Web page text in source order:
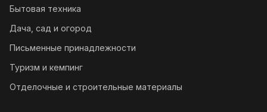
Бытовая техника
Дача, сад и огород
Письменные принадлежности
Туризм и кемпинг
Отделочные и строительные материалы